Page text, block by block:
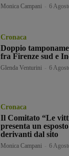
Monica Campani 6
Cronaca
Doppio
fra Firenze sud e
Glenda Venturini 6
Cronaca
Il Comitato “Le
presenta un
derivanti dal sito
Monica Campani 6